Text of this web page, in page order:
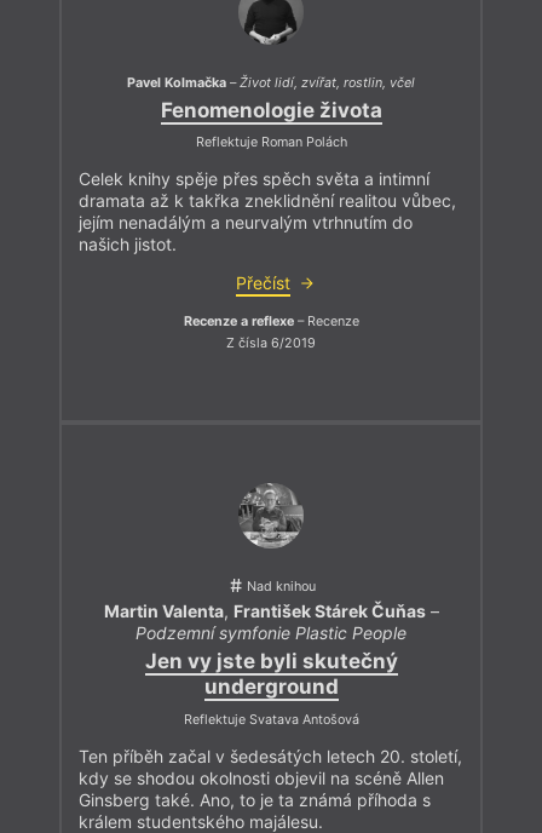
Pavel Kolmačka –Život lidí, zvířat, rostlin, včel
Fenomenologie života
Reflektuje Roman Polách
Celek knihy spěje přes spěch světa a intimní
dramata až k takřka zneklidnění realitou vůbec,
jejím nenadálým a neurvalým vtrhnutím do
našich jistot.
Přečíst
Recenze a reflexe– Recenze
Z čísla 6/2019
Nad knihou
Martin Valenta, František Stárek Čuňas–
Podzemní symfonie Plastic People
Jen vy jste byli skutečný
underground
Reflektuje Svatava Antošová
Ten příběh začal v šedesátých letech 20. století,
kdy se shodou okolnosti objevil na scéně Allen
Ginsberg také. Ano, to je ta známá příhoda s
králem studentského majálesu.